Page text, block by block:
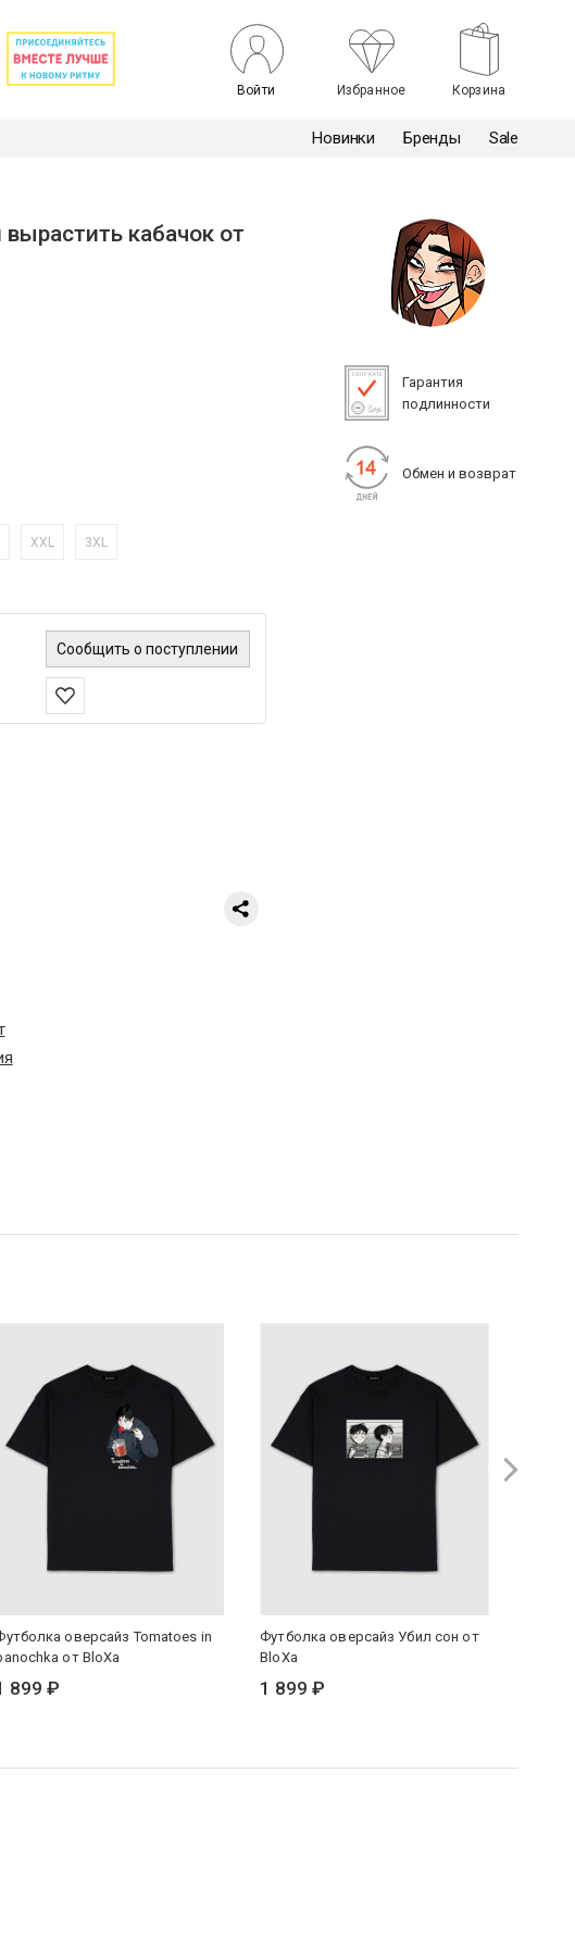
Войти Избранное Корзина
Новинки Бренды Sale
кабачок от
XXL 3XL
Сообщить о поступлении
Гарантия
подлинности
Обмен и возврат
оверсайз Tomatoes in
от BloXa
899 ₽
Футболка оверсайз Убил сон от
BloXa
1 899 ₽